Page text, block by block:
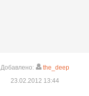
Добавлено:
the_deep
23.02.2012 13:44